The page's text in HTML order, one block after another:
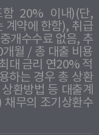
20% 이내)(단,
계약에 한함), 취급
개수수료 없음, 추
월 / 총 대출 비용
대 금리 연20% 적
하는 경우 총 상환
환방법 등 대출계
채무의 조기상환수